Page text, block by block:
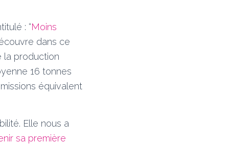
: “Moins
dans ce
la production
16 tonnes
équivalent
Elle nous a
sa première